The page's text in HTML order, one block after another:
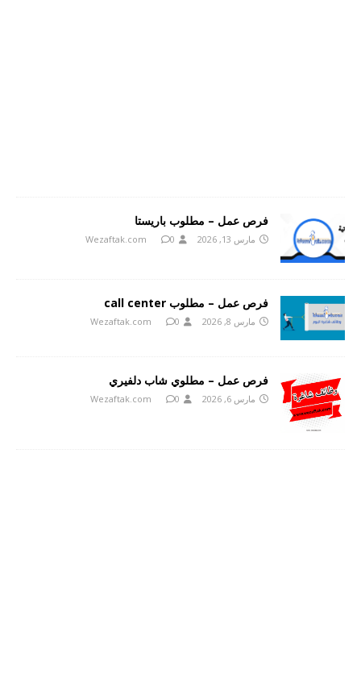
فرص عمل – مطلوب باريستا
مارس 13, 2026 Wezaftak.com 0
فرص عمل – مطلوب call center
مارس 8, 2026 Wezaftak.com 0
فرص عمل – مطلوي شاب دلفيري
مارس 6, 2026 Wezaftak.com 0